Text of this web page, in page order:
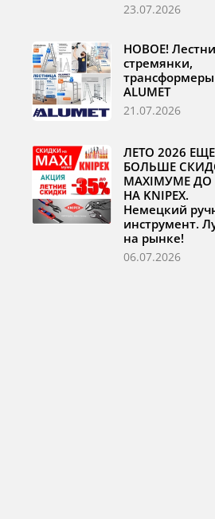
23.07.2026
НОВОЕ!
стремянки,
трансформеры
ALUMET
21.07.2026
ЛЕТО 2026 ЕЩЕ
БОЛЬШЕ
MAXIМУМЕ ДО
НА KNIPEX.
Немецкий
инструмент.
на рынке!
06.07.2026